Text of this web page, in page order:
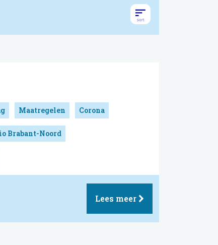
Maatregelen Corona
Brabant-Noord
Lees meer